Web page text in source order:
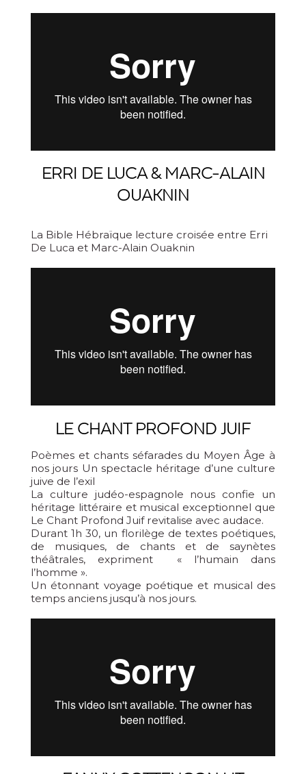
ERRI DE LUCA & MARC-ALAIN
OUAKNIN
La Bible Hébraïque lecture croisée entre Erri
De Luca et Marc-Alain Ouaknin
LE CHANT PROFOND JUIF
Poèmes et chants séfarades du Moyen Âge à
nos jours Un spectacle héritage d’une culture
juive de l’exil
La culture judéo-espagnole nous confie un
héritage littéraire et musical exceptionnel que
Le Chant Profond Juif revitalise avec audace.
Durant 1h 30, un florilège de textes poétiques,
de musiques, de chants et de saynètes
théâtrales, expriment « l’humain dans
l’homme ».
Un étonnant voyage poétique et musical des
temps anciens jusqu’à nos jours.